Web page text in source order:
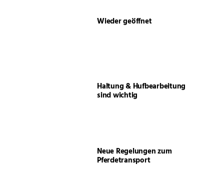
Wieder geöffnet
Haltung & Hufbearbeitung
sind wichtig
Neue Regelungen zum
Pferdetransport